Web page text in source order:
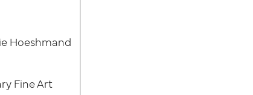
Hoeshmand
Fine Art